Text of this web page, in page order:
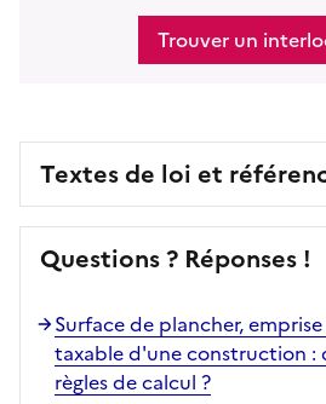
Trouver un
Textes de loi et
Questions ? Réponses !
Surface de plancher,
taxable d'une construction :
règles de calcul ?